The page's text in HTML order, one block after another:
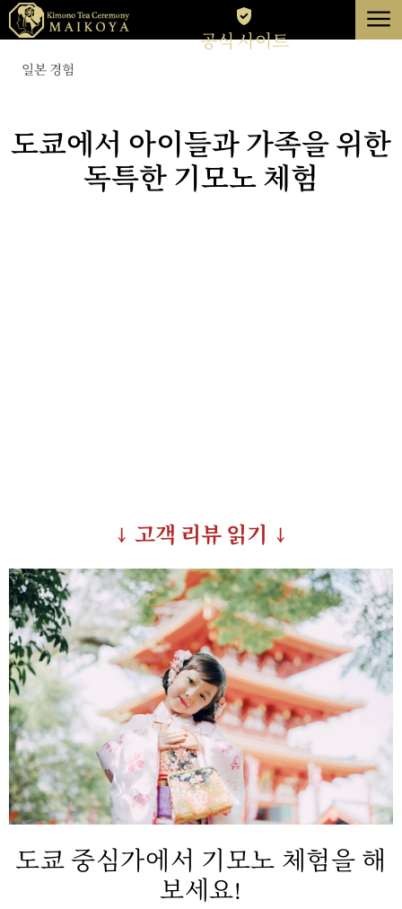
에 대한
해제
공식 사이트
menu
일본 경험
도쿄에서 아이들과 가족을 위한
독특한 기모노 체험
↓ 고객 리뷰 읽기 ↓
도쿄 중심가에서 기모노 체험을 해
보세요!